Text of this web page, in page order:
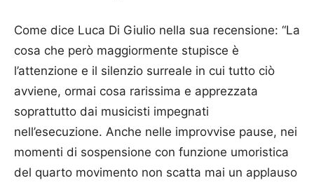
Come dice Luca Di Giulio nella sua recensione: “La
cosa che però maggiormente stupisce è
l’attenzione e il silenzio surreale in cui tutto ciò
avviene, ormai cosa rarissima e apprezzata
soprattutto dai musicisti impegnati
nell’esecuzione. Anche nelle improvvise pause, nei
momenti di sospensione con funzione umoristica
del quarto movimento non scatta mai un applauso